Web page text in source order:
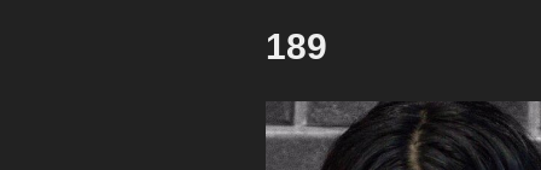
189